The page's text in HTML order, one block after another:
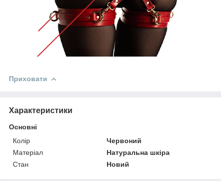
Приховати
Характеристики
Основні
Колір
Червоний
Матеріал
Натуральна шкіра
Стан
Новий